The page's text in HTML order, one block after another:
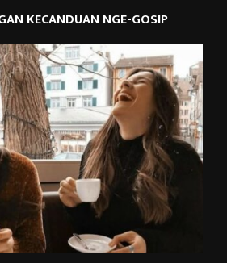
KECANDUAN NGE-GOSIP